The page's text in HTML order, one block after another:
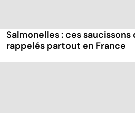
Salmonelles : ces
rappelés partout en France